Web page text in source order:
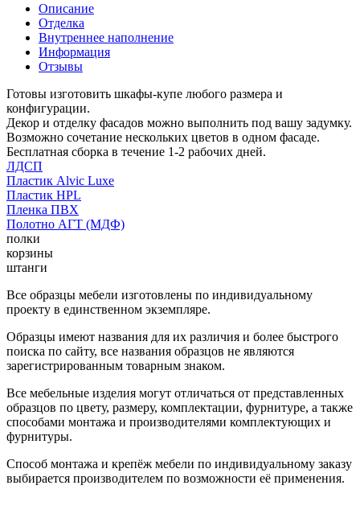
Описание
Отделка
Внутреннее наполнение
Информация
Отзывы
Готовы изготовить шкафы-купе любого размера и
конфигурации.
Декор и отделку фасадов можно выполнить под вашу задумку.
Возможно сочетание нескольких цветов в одном фасаде.
Бесплатная сборка в течение 1-2 рабочих дней.
ЛДСП
Пластик Alvic Luxe
Пластик HPL
Пленка ПВХ
Полотно АГТ (МДФ)
полки
корзины
штанги
Все образцы мебели изготовлены по индивидуальному
проекту в единственном экземпляре.
Образцы имеют названия для их различия и более быстрого
поиска по сайту, все названия образцов не являются
зарегистрированным товарным знаком.
Все мебельные изделия могут отличаться от представленных
образцов по цвету, размеру, комплектации, фурнитуре, а также
способами монтажа и производителями комплектующих и
фурнитуры.
Способ монтажа и крепёж мебели по индивидуальному заказу
выбирается производителем по возможности её применения.